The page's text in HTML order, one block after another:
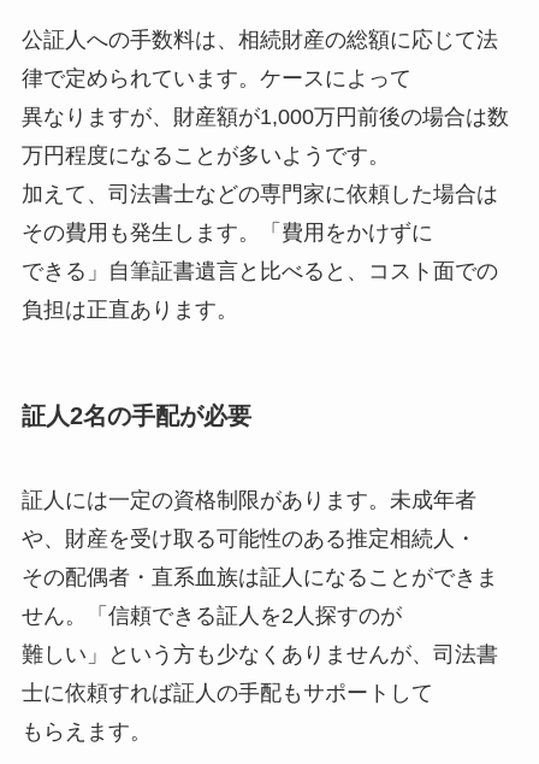
公証人への手数料は、相続財産の総額に応じて法
律で定められています。ケースによって
異なりますが、財産額が1,000万円前後の場合は数
万円程度になることが多いようです。
加えて、司法書士などの専門家に依頼した場合は
その費用も発生します。「費用をかけずに
できる」自筆証書遺言と比べると、コスト面での
負担は正直あります。
証人2名の手配が必要
証人には一定の資格制限があります。未成年者
や、財産を受け取る可能性のある推定相続人・
その配偶者・直系血族は証人になることができま
せん。「信頼できる証人を2人探すのが
難しい」という方も少なくありませんが、司法書
士に依頼すれば証人の手配もサポートして
もらえます。